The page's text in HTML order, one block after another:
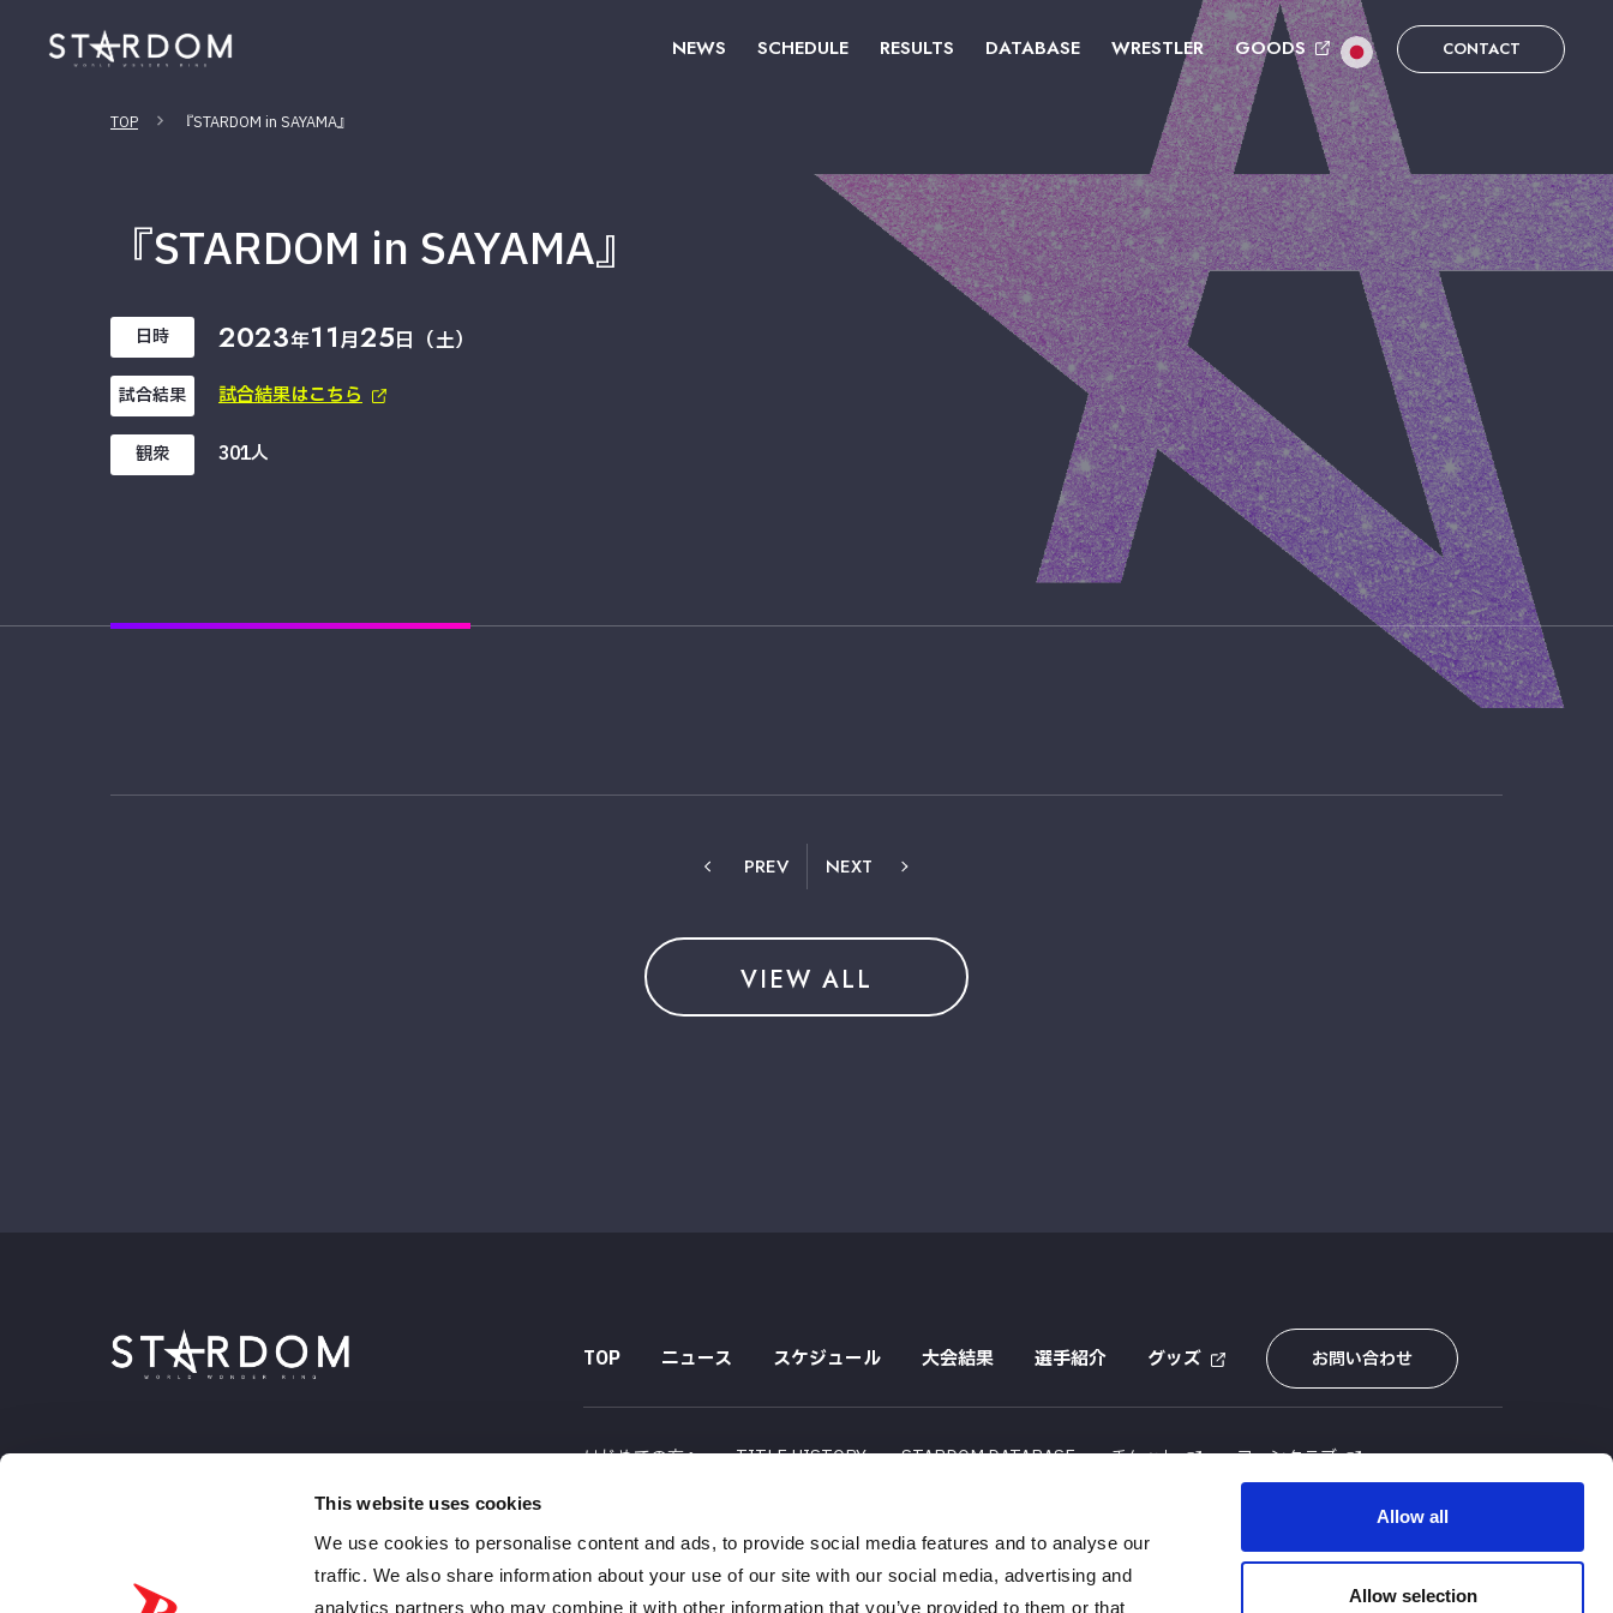
This website uses cookies
We use cookies to personalise content and ads, to provide social media features and to analyse our
traffic. We also share information about your use of our site with our social media, advertising and
analytics partners who may combine it with other information that you’ve provided to them or that
Allow all
Allow selection
NEWS SCHEDULE RESULTS DATABASE WRESTLER GOODS CONTACT
TOP 『STARDOM in SAYAMA』
『STARDOM in SAYAMA』
日時 2023年11月25日（土）
試合結果 試合結果はこちら
観衆 301人
PREV NEXT
VIEW ALL
TOP ニュース スケジュール 大会結果 選手紹介 グッズ お問い合わせ
はじめての方へ TITLE HISTORY STARDOM DATABASE チケット ファンクラブ
採用情報